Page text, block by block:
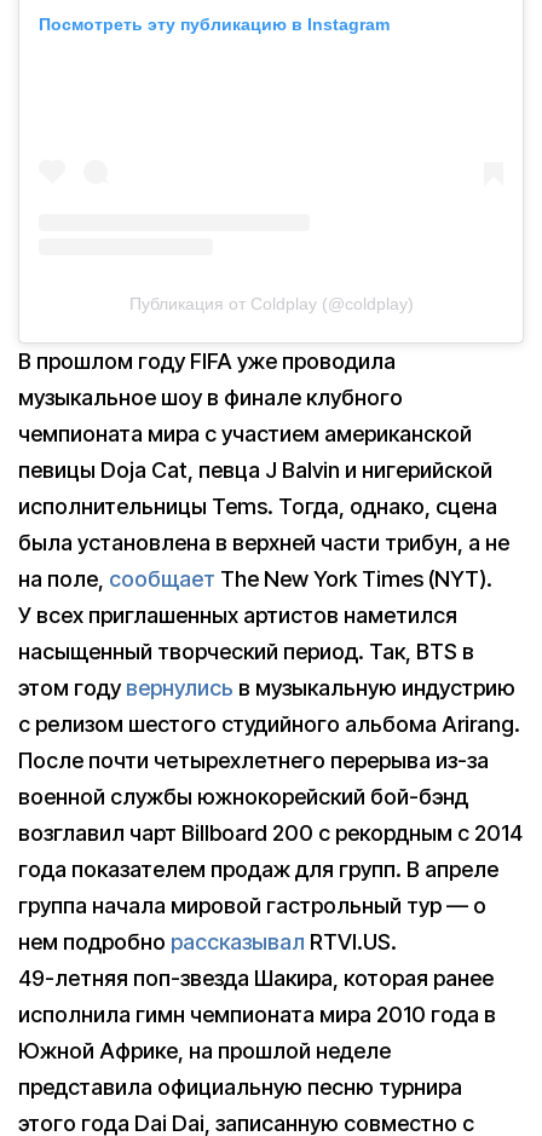
Посмотреть эту публикацию в Instagram
Публикация от Coldplay (@coldplay)
В прошлом году FIFA уже проводила
музыкальное шоу в финале клубного
чемпионата мира с участием американской
певицы Doja Cat, певца J Balvin и нигерийской
исполнительницы Tems. Тогда, однако, сцена
была установлена в верхней части трибун, а не
на поле, сообщает The New York Times (NYT).
У всех приглашенных артистов наметился
насыщенный творческий период. Так, BTS в
этом годувернулись в музыкальную индустрию
с релизом шестого студийного альбома Arirang.
После почти четырехлетнего перерыва из-за
военной службы южнокорейский бой-бэнд
возглавил чарт Billboard 200 с рекордным с 2014
года показателем продаж для групп. В апреле
группа начала мировой гастрольный тур — о
нем подробно рассказывал RTVI.US.
49-летняя поп-звезда Шакира, которая ранее
исполнила гимн чемпионата мира 2010 года в
Южной Африке, на прошлой неделе
представила официальную песню турнира
этого года Dai Dai, записанную совместно с